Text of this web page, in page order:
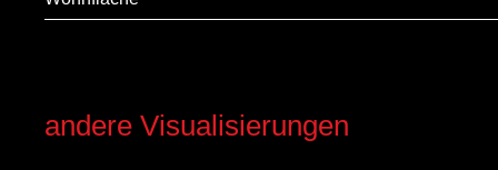
andere Visualisierungen